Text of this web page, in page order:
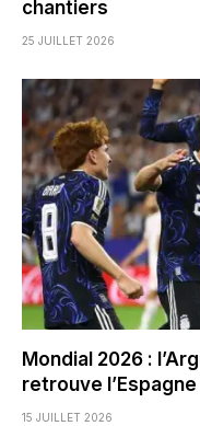
chantiers
25 JUILLET 2026
Mondial 2026 :
retrouve
15 JUILLET 2026